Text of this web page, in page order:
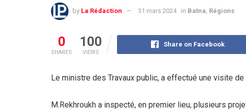
by La Rédaction 31 mars 2024 in Batna Régions
0
SHARES
100
VIEWS
Share on Facebook
Le ministre des Travaux public, a effectué une visite
M.Rekhroukh a inspecté, en premier lieu, plusieurs